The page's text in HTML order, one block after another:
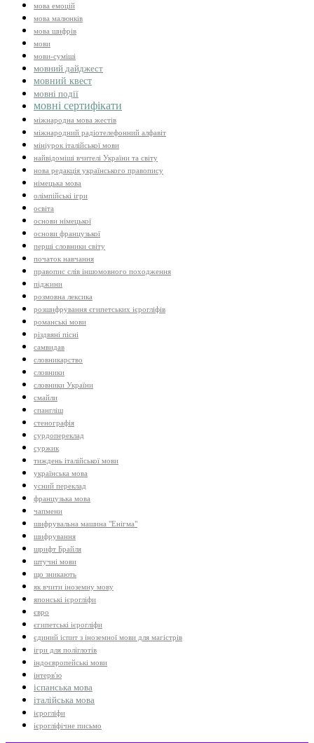
мова емоцій
мова малюнків
мова шифрів
мови
мови-суміші
мовний дайджест
мовний квест
мовні події
мовні сертифікати
міжнародна мова жестів
міжнародний радіотелефонний алфавіт
мініурок італійської мови
найвідоміші вчителі України та світу
нова редакція українського правопису
німецька мова
олімпійські ігри
освіта
основи німецької
основи французької
перші словники світу
початок навчання
правопис слів іншомовного походження
піджини
розмовна лексика
розшифрування єгипетських ієрогліфів
романські мови
різдвяні пісні
самвидав
словникарство
словники
словники України
смайли
спангліш
стенографія
сурдопереклад
суржик
тиждень італійської мови
українська мова
усний переклад
французька мова
чапмени
шифрувальна машина "Енігма"
шифрування
шрифт Брайля
штучні мови
що зникають
як вчити іноземну мову
японські ієрогліфи
євро
єгипетські ієрогліфи
єдиний іспит з іноземної мови для магістрів
ігри для поліглотів
індоєвропейські мови
інтерв'ю
іспанська мова
італійська мова
ієрогліфи
ієрогліфічне письмо